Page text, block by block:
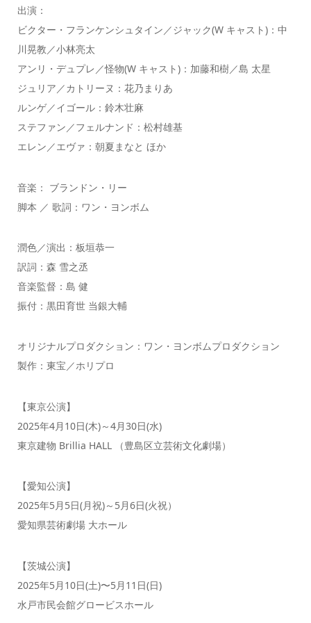
出演：
ビクター・フランケンシュタイン／ジャック(W キャスト)：中
川晃教／小林亮太
アンリ・デュプレ／怪物(W キャスト)：加藤和樹／島 太星
ジュリア／カトリーヌ：花乃まりあ
ルンゲ／イゴール：鈴木壮麻
ステファン／フェルナンド：松村雄基
エレン／エヴァ：朝夏まなと ほか
音楽： ブランドン・リー
脚本 ／ 歌詞：ワン・ヨンボム
潤色／演出：板垣恭一
訳詞：森 雪之丞
音楽監督：島 健
振付：黒田育世 当銀大輔
オリジナルプロダクション：ワン・ヨンボムプロダクション
製作：東宝／ホリプロ
【東京公演】
2025年4月10日(木)～4月30日(水)
東京建物 Brillia HALL （豊島区立芸術文化劇場）
【愛知公演】
2025年5月5日(月祝)～5月6日(火祝）
愛知県芸術劇場 大ホール
【茨城公演】
2025年5月10日(土)〜5月11日(日)
水戸市民会館グロービスホール